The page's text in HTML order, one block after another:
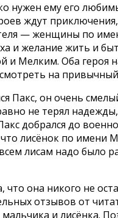
нужен ему его
ждут
— женщины по
и желание жить и
Мелким. Оба героя
на
Пакс, он очень
не терял
добрался до
лисёнок по имени
лисам надо было
что она никого не
отзывов от
и лисёнка.